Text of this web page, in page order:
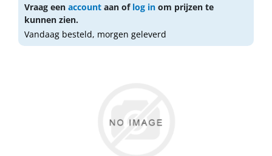
Vraag een account aan of log in om prijzen te
kunnen zien.
Vandaag besteld, morgen geleverd